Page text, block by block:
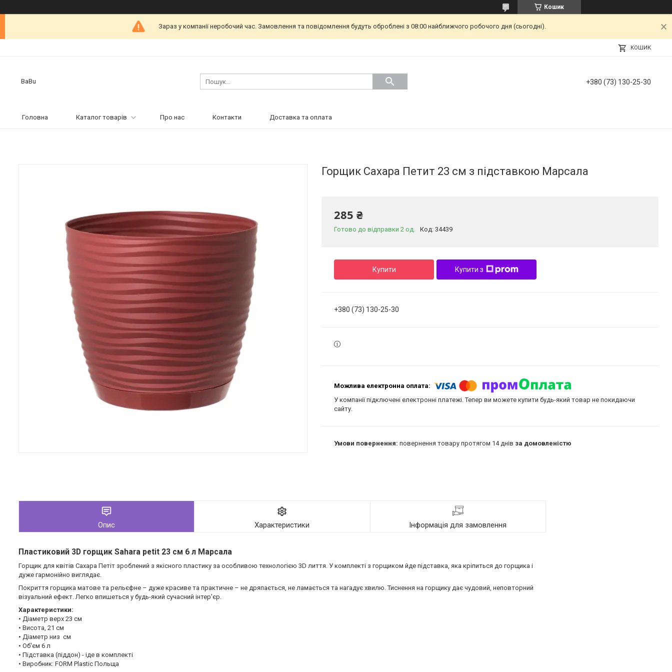
Кошик
Зараз у компанії неробочий час. Замовлення та повідомлення будуть оброблені з 08:00 найближчого робочого дня (сьогодні).
КОШИК
BaBu +380 (73) 130-25-30
Головна Каталог товарів Про нас Контакти Доставка та оплата
Горщик Сахара Петит 23 см з підставкою Марсала
285 ₴
Готово до відправки 2 од. Код: 34439
Купити Купити з
+380 (73) 130-25-30
У компанії підключені електронні платежі. Тепер ви можете купити будь-який товар не покидаючи
сайту.
повернення товару протягом 14 днів за домовленістю
Опис Характеристики Інформація для замовлення
Пластиковий 3D горщик Sahara petit 23 см 6 л Марсала
Горщик для квітів Сахара Петіт зроблений з якісного пластику за особливою технологією 3D лиття. У комплекті з горщиком йде підставка, яка кріпиться до горщика і
дуже гармонійно виглядає.
Покриття горщика матове та рельєфне – дуже красиве та практичне – не дряпається, не ламається та нагадує хвилю. Тиснення на горщику дає чудовий, неповторний
візуальний ефект. Легко впишеться у будь-який сучасний інтер'єр.
Характеристики:
• Діаметр верх 23 см
• Висота, 21 см
• Діаметр низ см
• Об'єм 6 л
• Підставка (піддон) - іде в комплекті
• Виробник: FORM Plastic Польща